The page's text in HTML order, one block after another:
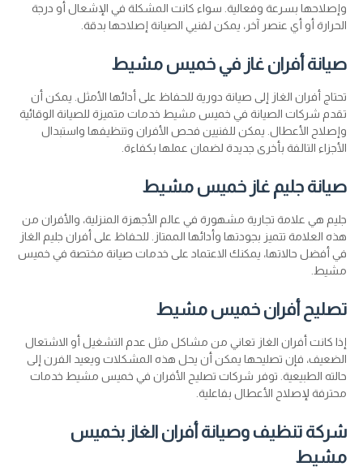
وإصلاحها بسرعة وفعالية. سواء كانت المشكلة في الإشعال أو درجة
الحرارة أو أي عنصر آخر، يمكن لفنيي الصيانة إصلاحها بدقة.
صيانة أفران غاز في خميس مشيط
تحتاج أفران الغاز إلى صيانة دورية للحفاظ على أدائها الأمثل. يمكن أن
تقدم شركات الصيانة في خميس مشيط خدمات متميزة للصيانة الوقائية
وإصلاح الأعطال. يمكن للفنيين فحص الأفران وتنظيفها واستبدال
الأجزاء التالفة بأخرى جديدة لضمان عملها بكفاءة.
صيانة جليم غاز خميس مشيط
جليم هي علامة تجارية مشهورة في عالم الأجهزة المنزلية، والأفران من
هذه العلامة تتميز بجودتها وأدائها الممتاز. للحفاظ على أفران جليم الغاز
في أفضل حالاتها، يمكنك الاعتماد على خدمات صيانة مختصة في خميس
مشيط.
تصليح أفران خميس مشيط
إذا كانت أفران الغاز تعاني من مشاكل مثل عدم التشغيل أو الاشتعال
الضعيف، فإن تصليحها يمكن أن يحل هذه المشكلات ويعيد الفرن إلى
حالته الطبيعية. توفر شركات تصليح الأفران في خميس مشيط خدمات
محترفة لإصلاح الأعطال بفاعلية.
شركة تنظيف وصيانة أفران الغاز بخميس
مشيط